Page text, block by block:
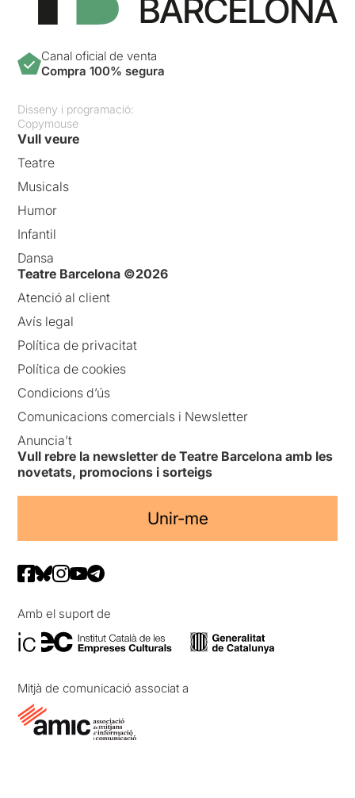
Canal oficial de venta
Compra 100% segura
Disseny i programació:
Copymouse
Vull veure
Teatre
Musicals
Humor
Infantil
Dansa
Teatre Barcelona ©2026
Atenció al client
Avís legal
Política de privacitat
Política de cookies
Condicions d’ús
Comunicacions comercials i Newsletter
Anuncia’t
Vull rebre la newsletter de Teatre Barcelona amb les
novetats, promocions i sorteigs
Unir-me
Amb el suport de
Mitjà de comunicació associat a